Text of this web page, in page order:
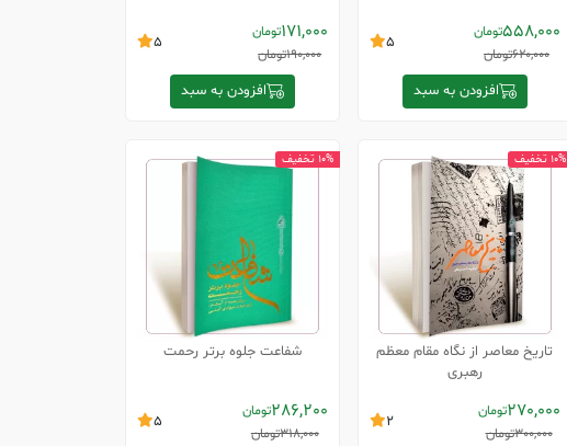
558,000تومان
620,000تومان
5
افزودن به سبد
171,000تومان
190,000تومان
5
افزودن به سبد
تاریخ معاصر از نگاه مقام معظم
رهبری
270,000تومان
300,000تومان
2
10% تخفیف
شفاعت جلوه برتر رحمت
286,200تومان
318,000تومان
5
10% تخفیف